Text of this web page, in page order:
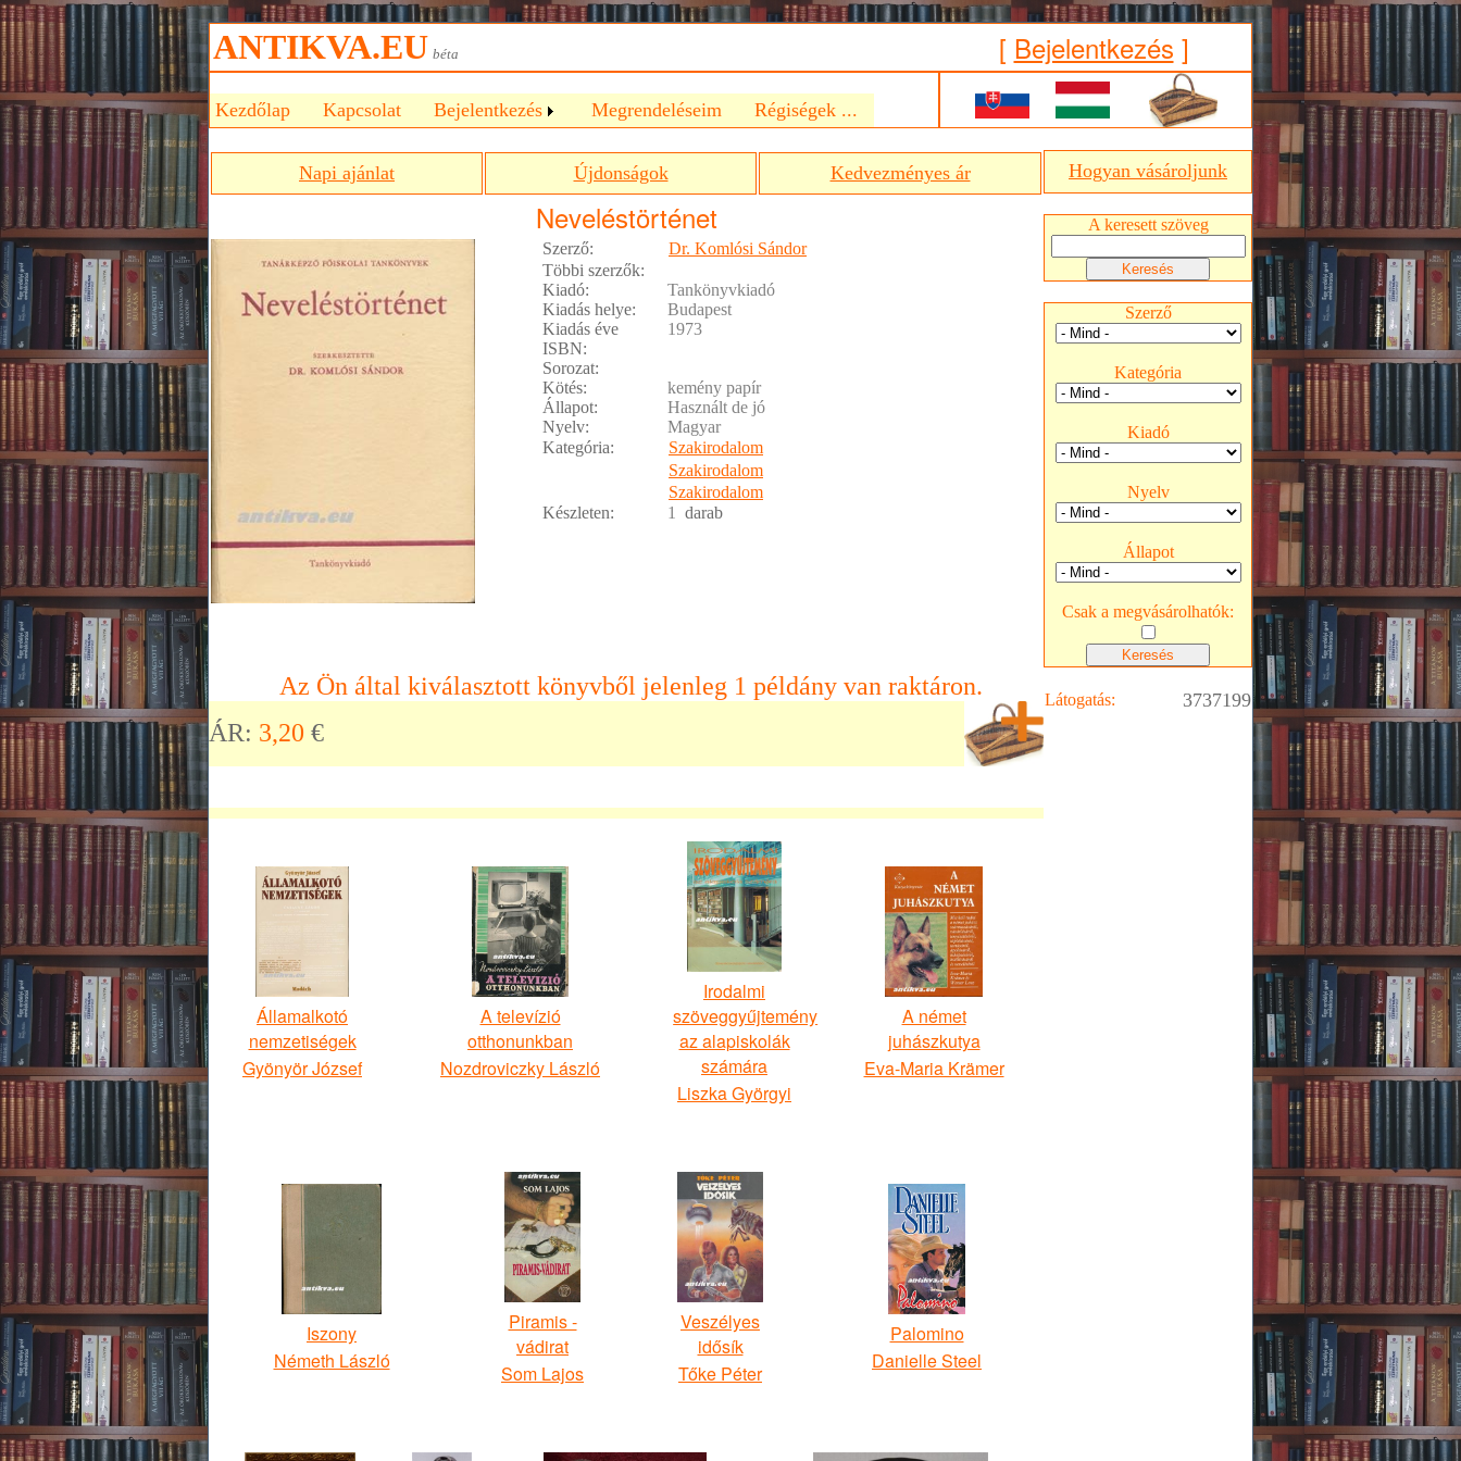
ANTIKVA.EU béta [ Bejelentkezés ]
Kezdőlap Kapcsolat Bejelentkezés Megrendeléseim Régiségek ...
Napi ajánlat Újdonságok Kedvezményes ár
Neveléstörténet
Szerző:
Dr. Komlósi Sándor
Többi szerzők:
Kiadó:
Tankönyvkiadó
Kiadás helye:
Budapest
Kiadás éve
1973
ISBN:
Sorozat:
Kötés:
kemény papír
Állapot:
Használt de jó
Nyelv:
Magyar
Kategória:
Szakirodalom
Szakirodalom
Szakirodalom
Készleten:
1 darab
Az Ön által kiválasztott könyvből jelenleg 1 példány van raktáron.
ÁR: 3,20 €
Államalkotó
nemzetiségek
Gyönyör József
A televízió
otthonunkban
Nozdroviczky László
Irodalmi
szöveggyűjtemény
az alapiskolák
számára
Liszka Györgyi
A német
juhászkutya
Eva-Maria Krämer
Iszony
Németh László
Piramis -
vádirat
Som Lajos
Veszélyes
idősík
Tőke Péter
Palomino
Danielle Steel
Hogyan vásároljunk
A keresett szöveg
Szerző
Kategória
Kiadó
Nyelv
Állapot
Csak a megvásárolhatók:
Látogatás: 3737199